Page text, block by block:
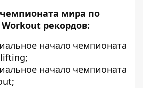
мира по
рекордов:
начало чемпионата
начало чемпионата